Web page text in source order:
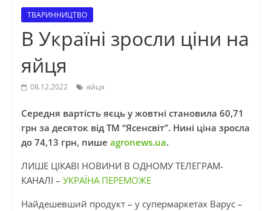
ТВАРИННИЦТВО
В Україні зросли ціни на
яйця
08.12.2022 яйця
Середня вартість яєць у жовтні становила 60,71
грн за десяток від ТМ “Ясенсвіт”. Нині ціна зросла
до 74,13 грн, пише agronews.ua.
ЛИШЕ ЦІКАВІ НОВИНИ В ОДНОМУ ТЕЛЕГРАМ-
КАНАЛІ – УКРАЇНА ПЕРЕМОЖЕ
Найдешевший продукт – у супермаркетах Варус –